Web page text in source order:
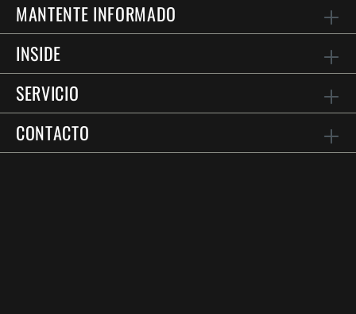
MANTENTE INFORMADO
INSIDE
SERVICIO
CONTACTO